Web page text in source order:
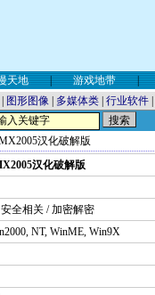
天地 | 游戏地带 |
图形图像 多媒体类 行业软件
汉化破解版
汉化破解版
全相关 / 加密解密
NT, WinME, Win9X